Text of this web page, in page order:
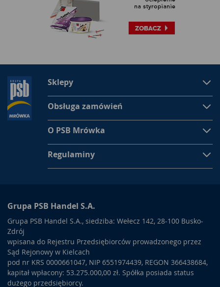
Sklepy
Obsługa zamówień
O PSB Mrówka
Regulaminy
Grupa PSB Handel S.A.
Grupa PSB Handel S.A., siedziba: Wełecz 142, 28-100 Busko-
Zdrój
wpisana do Rejestru Przedsiębiorców prowadzonego przez
Sąd Rejonowy w Kielcach
pod nr KRS 0000661047, NIP 6551974439, REGON 366438684,
kapitał wpłacony: 53.275.000,00 zł. Spółka posiada status
dużego przedsiębiorcy.